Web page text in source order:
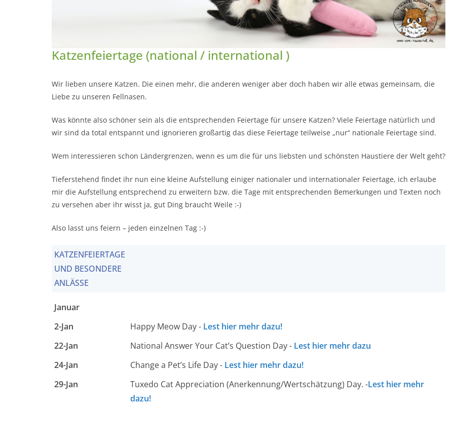
Katzenfeiertage (national / international )
Wir lieben unsere Katzen. Die einen mehr, die anderen weniger aber doch haben wir alle etwas gemeinsam, die
Liebe zu unseren Fellnasen.
Was könnte also schöner sein als die entsprechenden Feiertage für unsere Katzen? Viele Feiertage natürlich und
wir sind da total entspannt und ignorieren großartig das diese Feiertage teilweise „nur“ nationale Feiertage sind.
Wem interessieren schon Ländergrenzen, wenn es um die für uns liebsten und schönsten Haustiere der Welt geht?
Tieferstehend findet ihr nun eine kleine Aufstellung einiger nationaler und internationaler Feiertage, ich erlaube
mir die Aufstellung entsprechend zu erweitern bzw. die Tage mit entsprechenden Bemerkungen und Texten noch
zu versehen aber ihr wisst ja, gut Ding braucht Weile :-)
Also lasst uns feiern – jeden einzelnen Tag :-)
KATZENFEIERTAGE
UND BESONDERE
ANLÄSSE
Januar
2-Jan
Happy Meow Day - Lest hier mehr dazu!
22-Jan
National Answer Your Cat’s Question Day - Lest hier mehr dazu
24-Jan
Change a Pet’s Life Day - Lest hier mehr dazu!
29-Jan
Tuxedo Cat Appreciation (Anerkennung/Wertschätzung) Day. -Lest hier mehr
dazu!